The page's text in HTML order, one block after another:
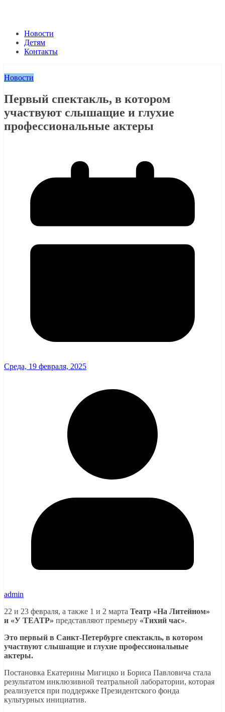
Новости
Детям
Контакты
Новости
Первый спектакль, в котором
участвуют слышащие и глухие
профессиональные актеры
Среда, 19 февраля, 2025
admin
22 и 23 февраля, а также 1 и 2 марта Театр «На Литейном»
и «У ТЕАТР» представляют премьеру «Тихий час».
Это первый в Санкт-Петербурге спектакль, в котором
участвуют слышащие и глухие профессиональные
актеры.
Постановка Екатерины Мигицко и Бориса Павловича стала
результатом инклюзивной театральной лаборатории, которая
реализуется при поддержке Президентского фонда
культурных инициатив.